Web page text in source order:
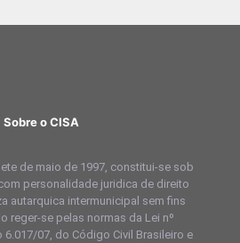
Sobre o CISA
de maio de 1997, constitui-se sob
personalidade juridica de direito
autarquica intermunicipal sem fins
reger-se pelas normas da Lei nº
6.017/07, do Código Civil Brasileiro e